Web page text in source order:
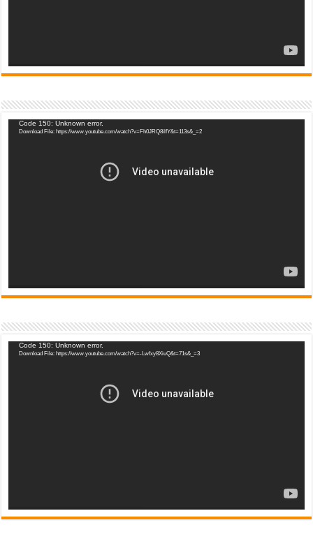
Video
Player
Code 150: Unknown error.
Download File: https://www.youtube.com/watch?v=Fh0JRQ8ilfY&t=113s&_=2
Video
Player
Code 150: Unknown error.
Download File: https://www.youtube.com/watch?v=-Lwfxy8XiuQ&t=71s&_=3